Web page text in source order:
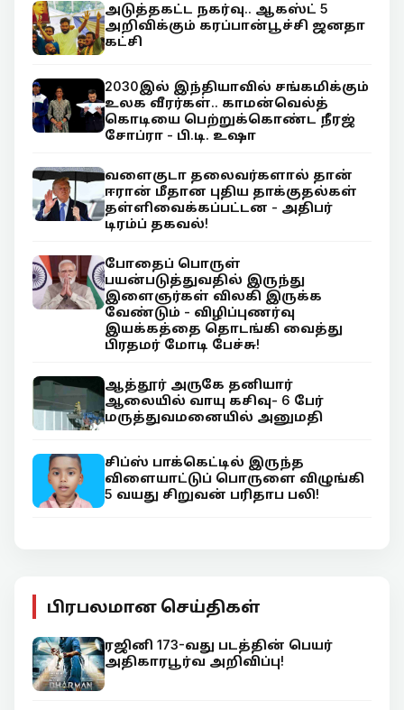
அடுத்தகட்ட நகர்வு.. ஆகஸ்ட் 5
அறிவிக்கும் கரப்பான்பூச்சி ஜனதா
கட்சி
2030இல் இந்தியாவில் சங்கமிக்கும்
உலக வீரர்கள்.. காமன்வெல்த்
கொடியை பெற்றுக்கொண்ட நீரஜ்
சோப்ரா - பி.டி. உஷா
வளைகுடா தலைவர்களால் தான்
ஈரான் மீதான புதிய தாக்குதல்கள்
தள்ளிவைக்கப்பட்டன - அதிபர்
டிரம்ப் தகவல்!
போதைப் பொருள்
பயன்படுத்துவதில் இருந்து
இளைஞர்கள் விலகி இருக்க
வேண்டும் - விழிப்புணர்வு
இயக்கத்தை தொடங்கி வைத்து
பிரதமர் மோடி பேச்சு!
ஆத்தூர் அருகே தனியார்
ஆலையில் வாயு கசிவு- 6 பேர்
மருத்துவமனையில் அனுமதி
சிப்ஸ் பாக்கெட்டில் இருந்த
விளையாட்டுப் பொருளை விழுங்கி
5 வயது சிறுவன் பரிதாப பலி!
பிரபலமான செய்திகள்
ரஜினி 173-வது படத்தின் பெயர்
அதிகாரபூர்வ அறிவிப்பு!